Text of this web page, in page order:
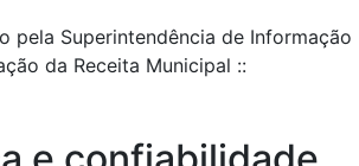
pela Superintendência de Informação
da Receita Municipal ::